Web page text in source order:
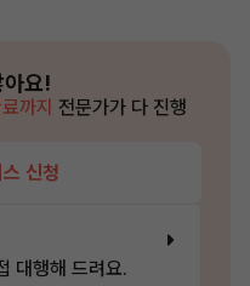
아요!
까지 전문가가 다 진행
신청
대행해 드려요.